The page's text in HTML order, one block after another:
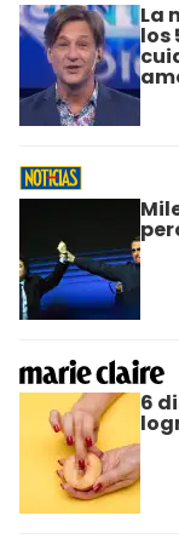
La
los
6